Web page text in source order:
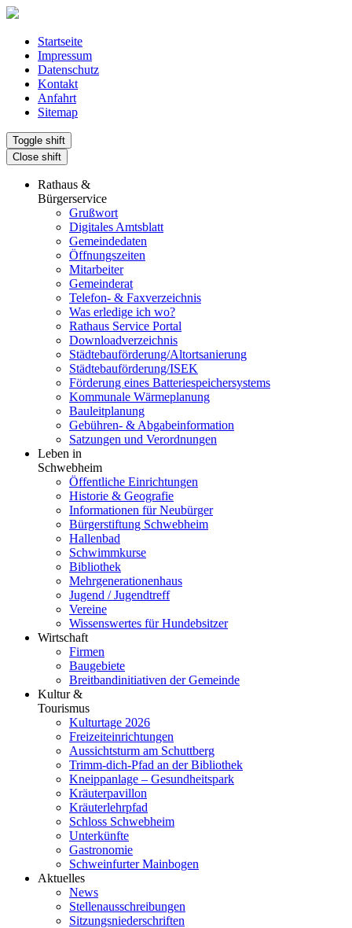
Startseite
Impressum
Datenschutz
Kontakt
Anfahrt
Sitemap
Toggle shift
Close shift
Rathaus &
Bürgerservice
Grußwort
Digitales Amtsblatt
Gemeindedaten
Öffnungszeiten
Mitarbeiter
Gemeinderat
Telefon- & Faxverzeichnis
Was erledige ich wo?
Rathaus Service Portal
Downloadverzeichnis
Städtebauförderung/Altortsanierung
Städtebauförderung/ISEK
Förderung eines Batteriespeichersystems
Kommunale Wärmeplanung
Bauleitplanung
Gebühren- & Abgabeinformation
Satzungen und Verordnungen
Leben in
Schwebheim
Öffentliche Einrichtungen
Historie & Geografie
Informationen für Neubürger
Bürgerstiftung Schwebheim
Hallenbad
Schwimmkurse
Bibliothek
Mehrgenerationenhaus
Jugend / Jugendtreff
Vereine
Wissenswertes für Hundebsitzer
Wirtschaft
Firmen
Baugebiete
Breitbandinitiativen der Gemeinde
Kultur &
Tourismus
Kulturtage 2026
Freizeiteinrichtungen
Aussichtsturm am Schuttberg
Trimm-dich-Pfad an der Bibliothek
Kneippanlage – Gesundheitspark
Kräuterpavillon
Kräuterlehrpfad
Schloss Schwebheim
Unterkünfte
Gastronomie
Schweinfurter Mainbogen
Aktuelles
News
Stellenausschreibungen
Sitzungsniederschriften